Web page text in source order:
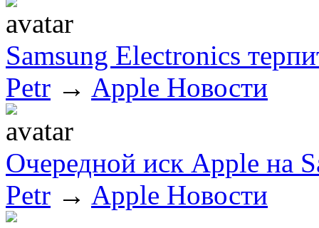
Samsung Electronics
Petr → Apple Новости
Очередной иск Apple на
Petr → Apple Новости